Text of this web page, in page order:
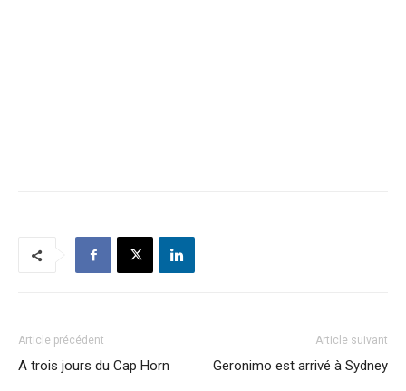
Article précédent
A trois jours du Cap Horn
Article suivant
Geronimo est arrivé à Sydney